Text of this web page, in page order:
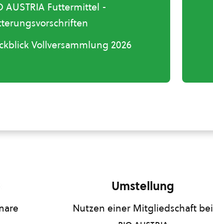
AUSTRIA Futtermittel -
Vollversammlung 2026
Umstellung
Nutzen einer Mitgliedschaft bei